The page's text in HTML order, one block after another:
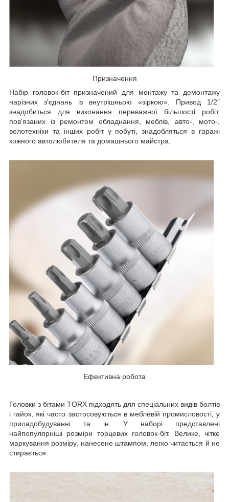
Призначення
Набір головок-біт призначений для монтажу та демонтажу
нарізних з'єднань із внутрішньою «зіркою». Привод 1/2"
знадобиться для виконання переважної більшості робіт,
пов'язаних із ремонтом обладнання, меблів, авто-, мото-,
велотехніки та інших робіт у побуті, знадобляться в гаражі
кожного автолюбителя та домашнього майстра.
Ефективна робота
Головки з бітами TORX підходять для спеціальних видів болтів
і гайок, які часто застосовуються в меблевій промисловості, у
приладобудуванні та ін. У наборі представлені
найпопулярніші розміри торцевих головок-біт. Велике, чітке
маркування розміру, нанесене штампом, легко читається й не
стирається.